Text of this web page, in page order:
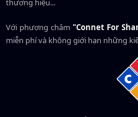
thương hiệu...
Với phương châm"Connet For
miễn phí và không giới hạn những